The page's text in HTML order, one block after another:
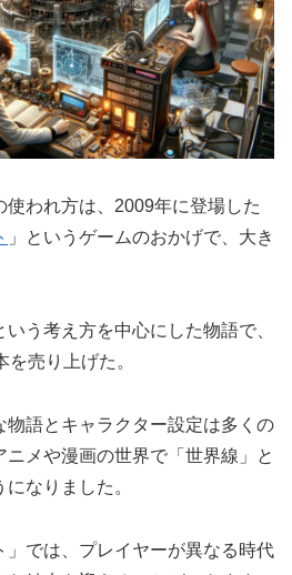
使われ方は、2009年に登場した
」というゲームのおかげで、大き
う考え方を中心にした物語で、
売り上げた。
物語とキャラクター設定は多くの
メや漫画の世界で「世界線」と
なりました。
」では、プレイヤーが異なる時代